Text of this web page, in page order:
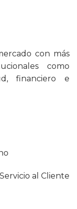
con más
como
financiero e
al Cliente